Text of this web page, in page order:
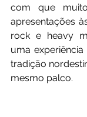
com que
apresentações
rock e heavy
uma
tradição
mesmo palco.